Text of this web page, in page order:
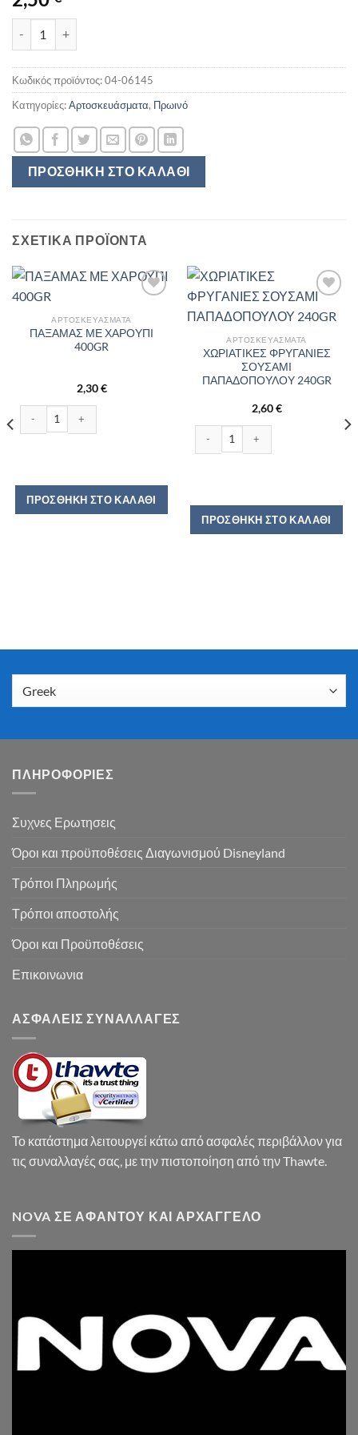
ΠΡΟΣΘΉΚΗ ΣΤΟ ΚΑΛΆΘΙ
Κωδικός προϊόντος:04-06145
Κατηγορίες:Αρτοσκευάσματα, Πρωινό
ΣΧΕΤΙΚΆ ΠΡΟΪΌΝΤΑ
ΑΡΤΟΣΚΕΥΆΣΜΑΤΑ
ΠΑΞΑΜΑΣ ΜΕ ΧΑΡΟΥΠΙ
400GR
2,30€
ΠΡΟΣΘΉΚΗ ΣΤΟ ΚΑΛΆΘΙ
ΑΡΤΟΣΚΕΥΆΣΜΑΤΑ
ΧΩΡΙΑΤΙΚΕΣ ΦΡΥΓΑΝΙΕΣ
ΣΟΥΣΑΜΙ
ΠΑΠΑΔΟΠΟΥΛΟΥ 240GR
2,60€
ΧΩΡΙΑΤΙΚΕΣ ΦΡΥΓΑΝΙΕΣ
ΠΡΟΣΘΉΚΗ ΣΤΟ ΚΑΛΆΘΙ
680GR ποσότητα
ΠΛΗΡΟΦΟΡΙΕΣ
Συχνες Ερωτησεις
Όροι και προϋποθέσεις Διαγωνισμού Disneyland
Τρόποι Πληρωμής
Τρόποι αποστολής
Όροι και Προϋποθέσεις
Επικοινωνια
ΑΣΦΑΛΕΙΣ ΣΥΝΑΛΛΑΓΕΣ
Το κατάστημα λειτουργεί κάτω από ασφαλές περιβάλλον για
τις συναλλαγές σας, με την πιστοποίηση από την Thawte.
NOVA ΣΕ ΑΦΆΝΤΟΥ ΚΑΙ ΑΡΧΆΓΓΕΛΟ